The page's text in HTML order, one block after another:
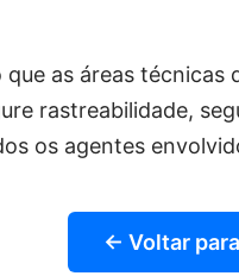
as áreas técnicas
rastreabilidade,
os agentes
← Voltar